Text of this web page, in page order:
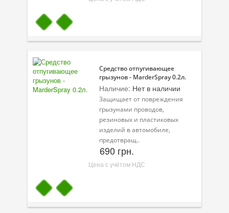
Средство отпугивающее
грызунов - MarderSpray 0.2л.
Наличие: Нет в наличии
Защищает от повреждения
грызунами проводов,
резиновых и пластиковых
изделий в автомобиле,
предотвращ..
690 грн.
Цена с учётом НДС